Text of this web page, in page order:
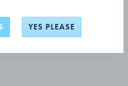
2025, Herz
YES PLEASE